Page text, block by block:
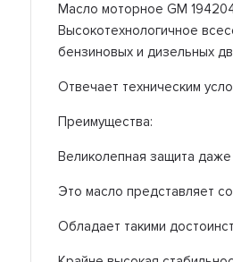
Масло моторное GM
Высокотехнологичное
бензиновых и дизельных
Отвечает техническим
Преимущества:
Великолепная защита даже
Это масло представляет
Обладает такими